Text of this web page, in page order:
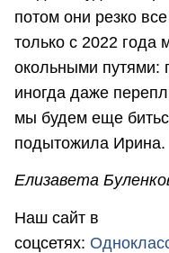
потом они резко
только с 2022 года
окольными путями:
иногда даже
мы будем еще
подытожила Ирина.
Елизавета
Наш сайт в
соцсетях: